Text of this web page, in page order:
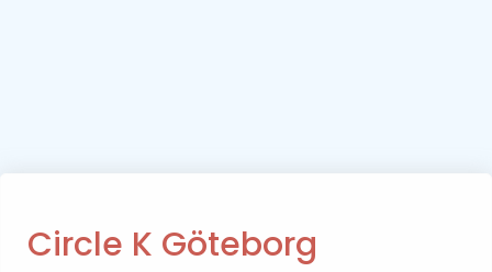
Circle K Göteborg